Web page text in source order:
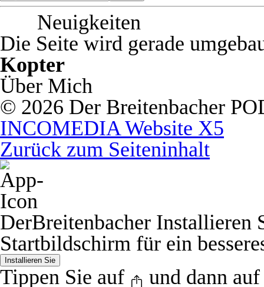
Neuigkeiten
Die Seite wird gerade
Kopter
Über Mich
© 2026 Der Breitenbacher
INCOMEDIA Website X5
Zurück zum Seiteninhalt
DerBreitenbacher Installieren
Startbildschirm für ein
Installieren Sie
Tippen Sie auf und dann